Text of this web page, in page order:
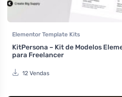
Elementor Template Kits
KitPersona – Kit de Modelos
para Freelancer
12 Vendas